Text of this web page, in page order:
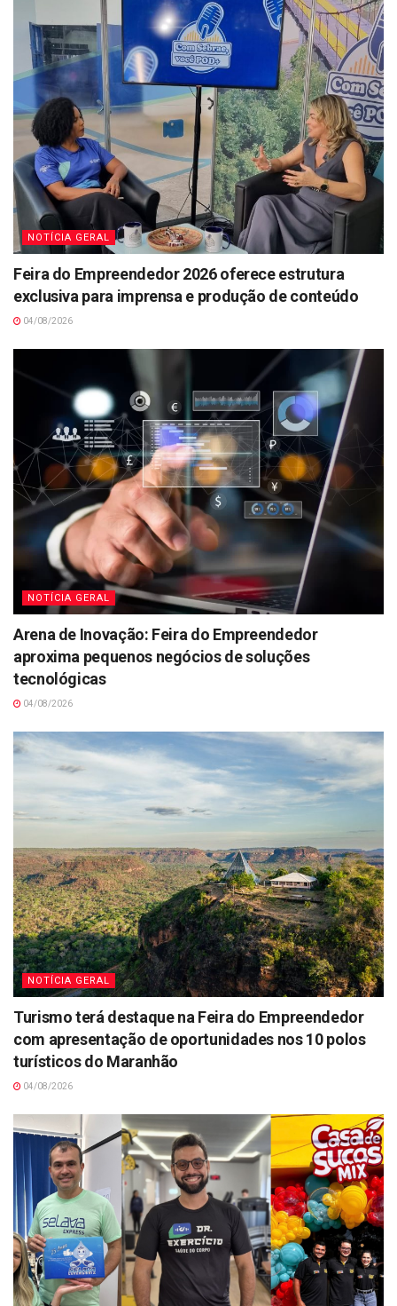
NOTÍCIA GERAL
Feira do Empreendedor 2026 oferece estrutura
exclusiva para imprensa e produção de conteúdo
04/08/2026
NOTÍCIA GERAL
Arena de Inovação: Feira do Empreendedor
aproxima pequenos negócios de soluções
tecnológicas
04/08/2026
NOTÍCIA GERAL
Turismo terá destaque na Feira do Empreendedor
com apresentação de oportunidades nos 10 polos
turísticos do Maranhão
04/08/2026